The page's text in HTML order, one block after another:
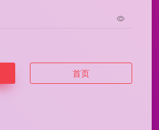
首页